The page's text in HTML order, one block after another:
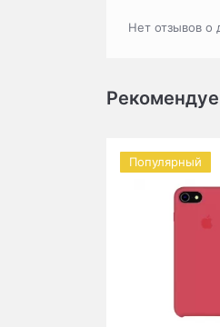
Нет отзывов о
Популярный